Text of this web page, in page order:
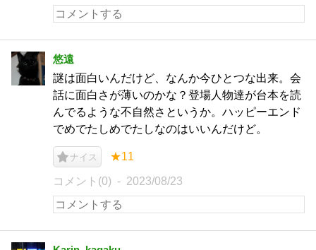
悠遠
謎は面白いんだけど、なんか今ひとつな出来。会
話に面白さが薄いのかな？登場人物達が台本を読
んでるような不自然さというか。ハッピーエンド
でめでたしめでたしなのはいいんだけど。
ナイス ★11
コメント(0) 2023/08/23